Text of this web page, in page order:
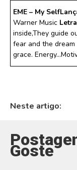
EME – My Self
Warner Music
inside,They guide
fear and the
grace.
Neste artigo:
Goste